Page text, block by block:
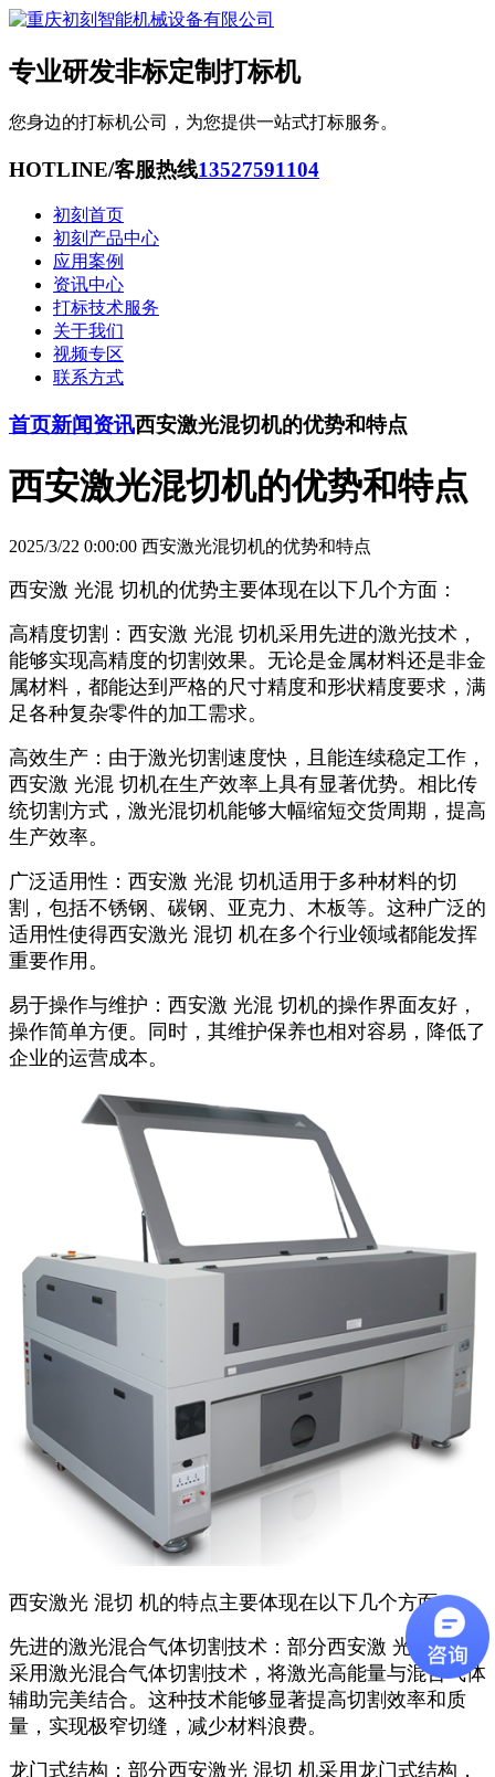
专业研发非标定制打标机
您身边的打标机公司，为您提供一站式打标服务。
HOTLINE/客服热线13527591104
初刻首页
初刻产品中心
应用案例
资讯中心
打标技术服务
关于我们
视频专区
联系方式
首页新闻资讯西安激光混切机的优势和特点
西安激光混切机的优势和特点
2025/3/22 0:00:00 西安激光混切机的优势和特点
西安激 光混 切机的优势主要体现在以下几个方面：
高精度切割：西安激 光混 切机采用先进的激光技术，
能够实现高精度的切割效果。无论是金属材料还是非金
属材料，都能达到严格的尺寸精度和形状精度要求，满
足各种复杂零件的加工需求。
高效生产：由于激光切割速度快，且能连续稳定工作，
西安激 光混 切机在生产效率上具有显著优势。相比传
统切割方式，激光混切机能够大幅缩短交货周期，提高
生产效率。
广泛适用性：西安激 光混 切机适用于多种材料的切
割，包括不锈钢、碳钢、亚克力、木板等。这种广泛的
适用性使得西安激光 混切 机在多个行业领域都能发挥
重要作用。
易于操作与维护：西安激 光混 切机的操作界面友好，
操作简单方便。同时，其维护保养也相对容易，降低了
企业的运营成本。
西安激光 混切 机的特点主要体现在以下几个方面：
先进的激光混合气体切割技术：部分西安激 光混切 机
采用激光混合气体切割技术，将激光高能量与混合气体
辅助完美结合。这种技术能够显著提高切割效率和质
量，实现极窄切缝，减少材料浪费。
龙门式结构：部分西安激光 混切 机采用龙门式结构，